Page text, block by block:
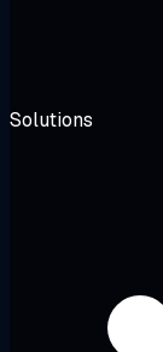
Solutions